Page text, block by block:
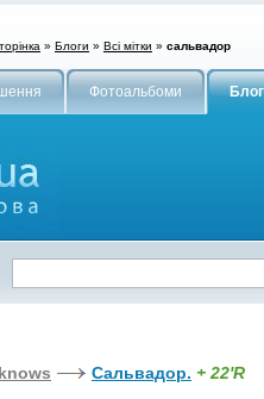
» Блоги » Всі мітки » сальвадор
Фотоальбоми
Сальвадор. + 22'R